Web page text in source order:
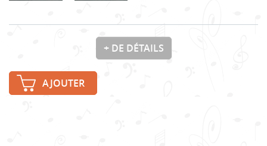
+ DE DÉTAILS
AJOUTER